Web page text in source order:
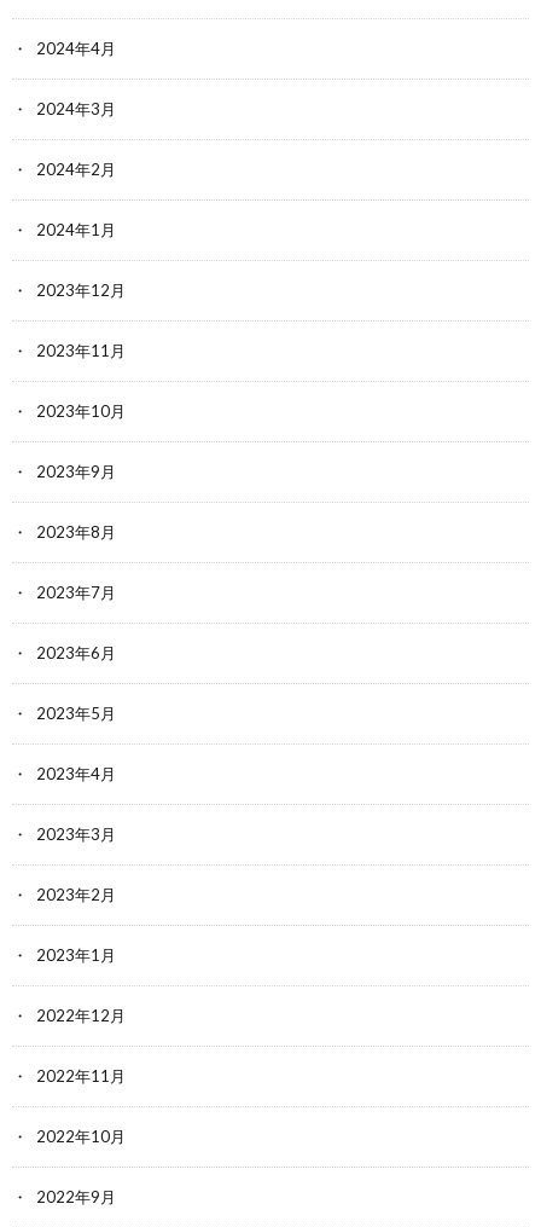
2024年4月
2024年3月
2024年2月
2024年1月
2023年12月
2023年11月
2023年10月
2023年9月
2023年8月
2023年7月
2023年6月
2023年5月
2023年4月
2023年3月
2023年2月
2023年1月
2022年12月
2022年11月
2022年10月
2022年9月